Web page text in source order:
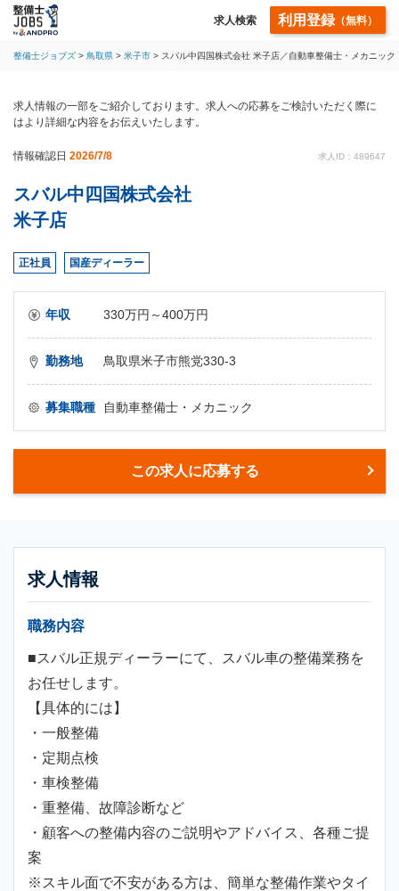
求人検索 利用登録（無料）
整備士ジョブズ 鳥取県 米子市 スバル中四国株式会社 米子店／自動車整備士・メカニック
求人情報の一部をご紹介しております。求人への応募をご検討いただく際に
はより詳細な内容をお伝えいたします。
情報確認日 2026/7/8 求人ID：489647
スバル中四国株式会社
米子店
正社員 国産ディーラー
年収 330万円～400万円
勤務地 鳥取県米子市熊党330-3
募集職種 自動車整備士・メカニック
この求人に応募する
求人情報
職務内容
■スバル正規ディーラーにて、スバル車の整備業務を
お任せします。
【具体的には】
・一般整備
・定期点検
・車検整備
・重整備、故障診断など
・顧客への整備内容のご説明やアドバイス、各種ご提
案
※スキル面で不安がある方は、簡単な整備作業やタイ